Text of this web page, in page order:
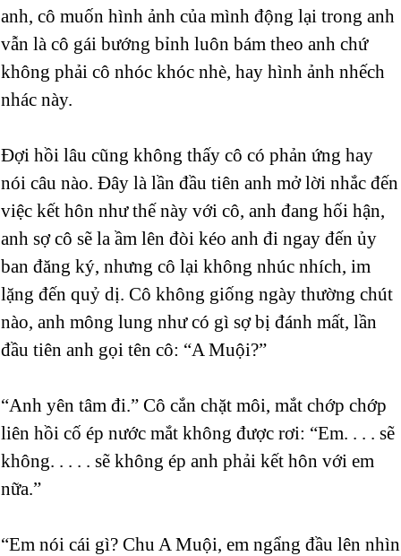
anh, cô muốn hình ảnh của mình động lại trong anh
vẫn là cô gái bướng bỉnh luôn bám theo anh chứ
không phải cô nhóc khóc nhè, hay hình ảnh nhếch
nhác này.
Đợi hồi lâu cũng không thấy cô có phản ứng hay
nói câu nào. Đây là lần đầu tiên anh mở lời nhắc đến
việc kết hôn như thế này với cô, anh đang hối hận,
anh sợ cô sẽ la ầm lên đòi kéo anh đi ngay đến ủy
ban đăng ký, nhưng cô lại không nhúc nhích, im
lặng đến quỷ dị. Cô không giống ngày thường chút
nào, anh mông lung như có gì sợ bị đánh mất, lần
đầu tiên anh gọi tên cô: “A Muội?”
“Anh yên tâm đi.” Cô cắn chặt môi, mắt chớp chớp
liên hồi cố ép nước mắt không được rơi: “Em. . . . sẽ
không. . . . . sẽ không ép anh phải kết hôn với em
nữa.”
“Em nói cái gì? Chu A Muội, em ngẩng đầu lên nhìn